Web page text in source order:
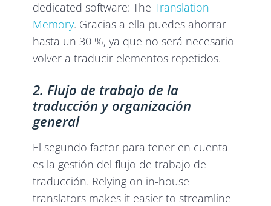
dedicated software: TheTranslation
Memory. Gracias a ella puedes ahorrar
hasta un 30 %, ya que no será necesario
volver a traducir elementos repetidos.
2. Flujo de trabajo de la
traducción y organización
general
El segundo factor para tener en cuenta
es la gestión del flujo de trabajo de
traducción. Relying on in-house
translators makes it easier to streamline